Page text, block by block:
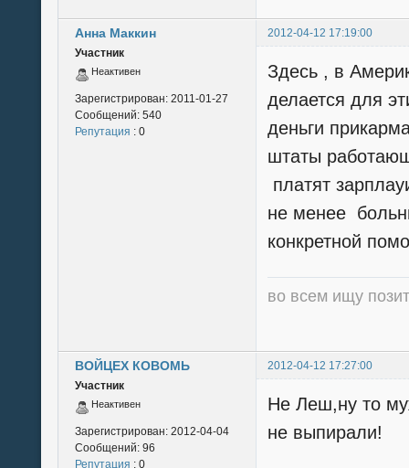
Анна Маккин
2012-04-12 17:19:00
Участник
Неактивен
Зарегистрирован: 2011-01-27
Сообщений: 540
Репутация : 0
Здесь , в
делается для
деньги
штаты
платят
не менее
конкретной
во всем ищу
ВОЙЦЕХ КОВОМЬ
2012-04-12 17:27:00
Участник
Неактивен
Зарегистрирован: 2012-04-04
Сообщений: 96
Репутация : 0
Не Леш,ну то
не выпирали!